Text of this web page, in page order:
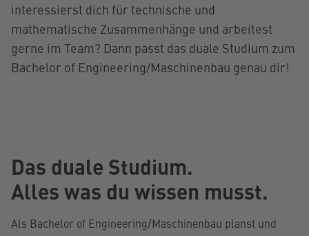
interessierst dich für technische und
mathematische Zusammenhänge und arbeitest
gerne im Team? Dann passt das duale Studium zum
Bachelor of Engineering/Maschinenbau genau dir!
Das duale Studium.
Alles was du wissen musst.
Als Bachelor of Engineering/Maschinenbau planst und